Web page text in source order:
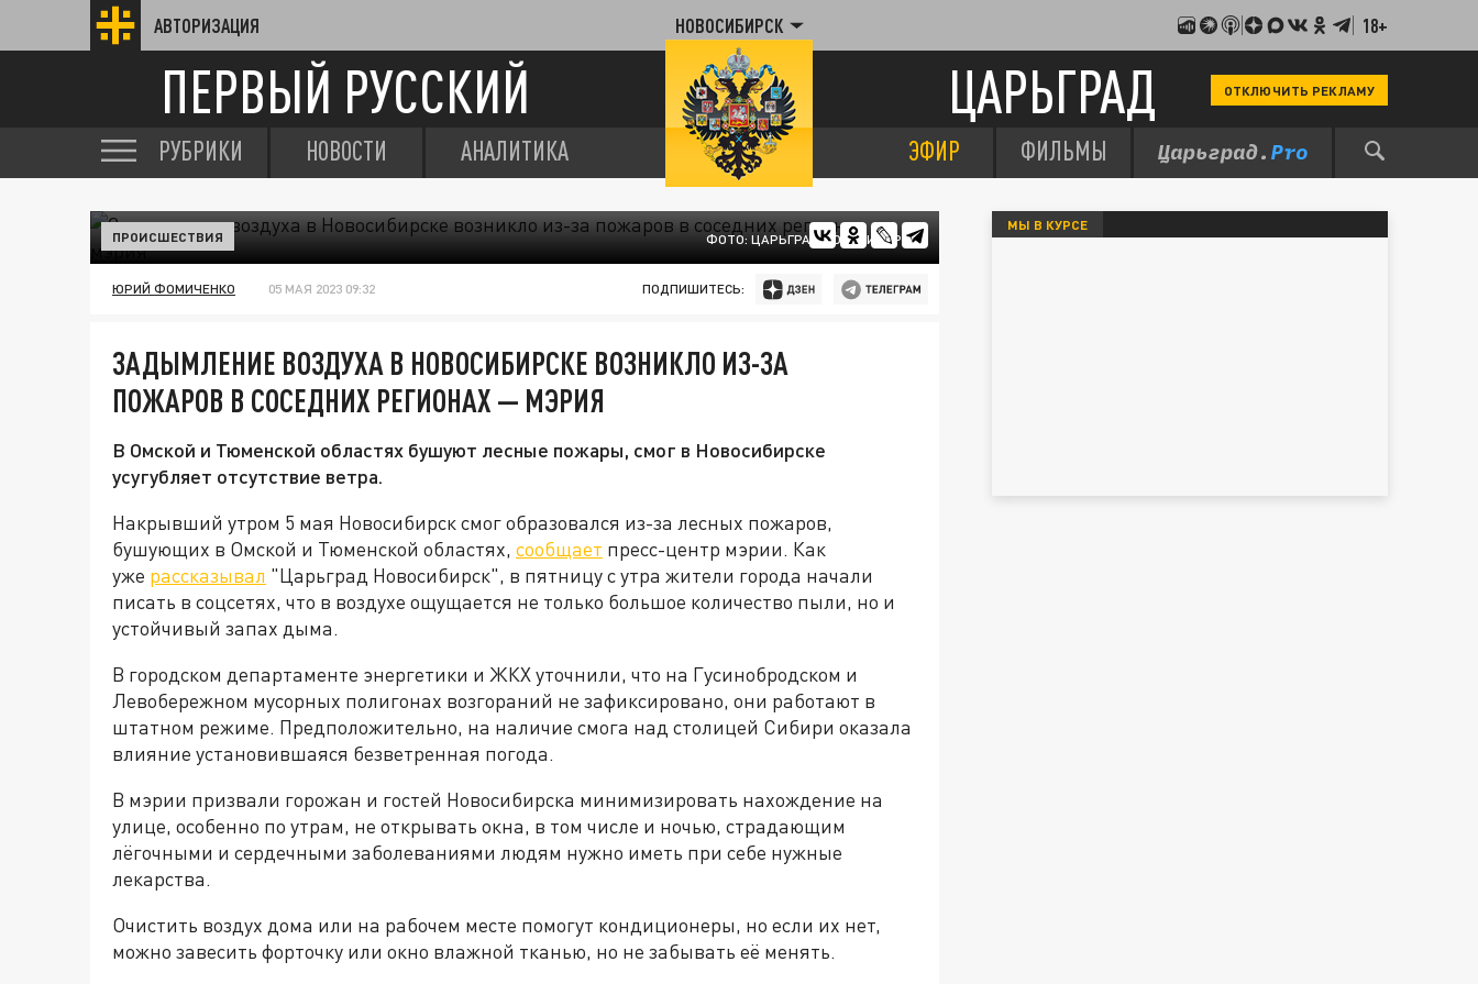
АВТОРИЗАЦИЯ НОВОСИБИРСК 18+
ПЕРВЫЙ РУССКИЙ ЦАРЬГРАД ОТКЛЮЧИТЬ РЕКЛАМУ
РУБРИКИ НОВОСТИ АНАЛИТИКА ЭФИР ФИЛЬМЫ
ФОТО: ЦАРЬГРАД НОВОСИБИРСК
ПРОИСШЕСТВИЯ
ЮРИЙ ФОМИЧЕНКО 05 МАЯ 2023 09:32 ПОДПИШИТЕСЬ:
ЗАДЫМЛЕНИЕ ВОЗДУХА В НОВОСИБИРСКЕ ВОЗНИКЛО ИЗ-ЗА
ПОЖАРОВ В СОСЕДНИХ РЕГИОНАХ — МЭРИЯ
В Омской и Тюменской областях бушуют лесные пожары, смог в Новосибирске
усугубляет отсутствие ветра.
Накрывший утром 5 мая Новосибирск смог образовался из-за лесных пожаров,
бушующих в Омской и Тюменской областях, сообщает пресс-центр мэрии. Как
уже рассказывал "Царьград Новосибирск", в пятницу с утра жители города начали
писать в соцсетях, что в воздухе ощущается не только большое количество пыли, но и
устойчивый запах дыма.
В городском департаменте энергетики и ЖКХ уточнили, что на Гусинобродском и
Левобережном мусорных полигонах возгораний не зафиксировано, они работают в
штатном режиме. Предположительно, на наличие смога над столицей Сибири оказала
влияние установившаяся безветренная погода.
В мэрии призвали горожан и гостей Новосибирска минимизировать нахождение на
улице, особенно по утрам, не открывать окна, в том числе и ночью, страдающим
лёгочными и сердечными заболеваниями людям нужно иметь при себе нужные
лекарства.
Очистить воздух дома или на рабочем месте помогут кондиционеры, но если их нет,
можно завесить форточку или окно влажной тканью, но не забывать её менять.
МЫ В КУРСЕ